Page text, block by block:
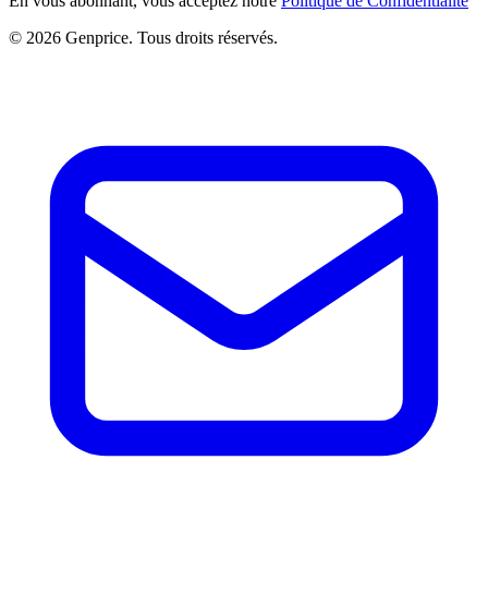
© 2026 Genprice. Tous droits réservés.